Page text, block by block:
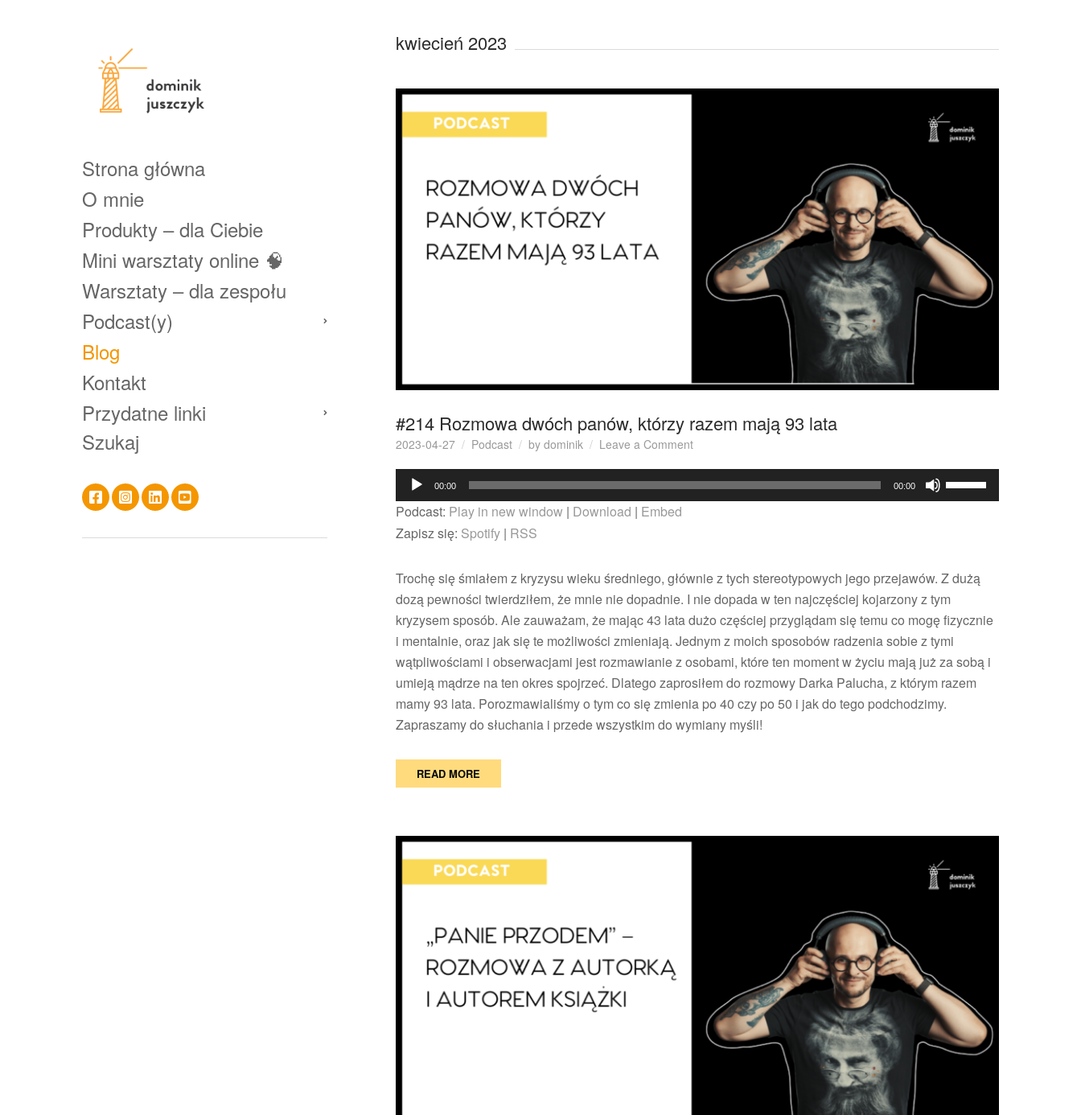
Strona główna
O mnie
Produkty – dla Ciebie
Mini warsztaty online 🧠
Warsztaty – dla zespołu
Podcast(y)
Blog
Kontakt
Przydatne linki
Szukaj
kwiecień 2023
#214 Rozmowa dwóch panów, którzy razem mają 93 lata
2023-04-27 Podcast by dominik Leave a Commenton
dwóch
93
lata
Odtwarzacz
plików
dźwiękowych
00:00 00:00
strzałek
do
dołu
aby
zwiększyć
lub
zmniejszyć
głośność.
Podcast: Play in new window | Download | Embed
Zapisz się: Spotify | RSS
Trochę się śmiałem z kryzysu wieku średniego, głównie z tych stereotypowych jego przejawów. Z dużą
dozą pewności twierdziłem, że mnie nie dopadnie. I nie dopada w ten najczęściej kojarzony z tym
kryzysem sposób. Ale zauważam, że mając 43 lata dużo częściej przyglądam się temu co mogę fizycznie
i mentalnie, oraz jak się te możliwości zmieniają. Jednym z moich sposobów radzenia sobie z tymi
wątpliwościami i obserwacjami jest rozmawianie z osobami, które ten moment w życiu mają już za sobą i
umieją mądrze na ten okres spojrzeć. Dlatego zaprosiłem do rozmowy Darka Palucha, z którym razem
mamy 93 lata. Porozmawialiśmy o tym co się zmienia po 40 czy po 50 i jak do tego podchodzimy.
Zapraszamy do słuchania i przede wszystkim do wymiany myśli!
READ MORE